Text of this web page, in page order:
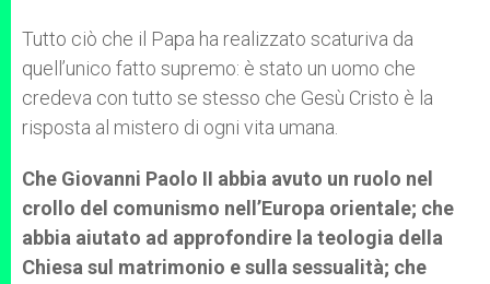
Tutto ciò che il Papa ha realizzato scaturiva da
quell’unico fatto supremo: è stato un uomo che
credeva con tutto se stesso che Gesù Cristo è la
risposta al mistero di ogni vita umana.
Che Giovanni Paolo II abbia avuto un ruolo nel
crollo del comunismo nell’Europa orientale; che
abbia aiutato ad approfondire la teologia della
Chiesa sul matrimonio e sulla sessualità; che